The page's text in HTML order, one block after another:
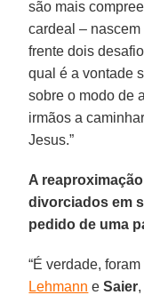
são mais
cardeal –
frente dois
qual é a vontade
sobre o modo de
irmãos a
Jesus.”
A
divorciados em
pedido de uma
“É verdade,
Lehmann eSaier